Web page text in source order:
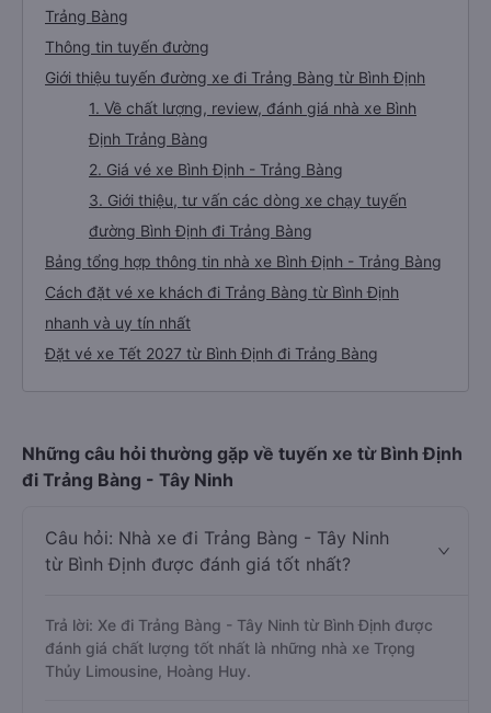
Trảng Bàng
Thông tin tuyến đường
Giới thiệu tuyến đường xe đi Trảng Bàng từ Bình Định
1. Về chất lượng, review, đánh giá nhà xe Bình
Định Trảng Bàng
2. Giá vé xe Bình Định - Trảng Bàng
3. Giới thiệu, tư vấn các dòng xe chạy tuyến
đường Bình Định đi Trảng Bàng
Bảng tổng hợp thông tin nhà xe Bình Định - Trảng Bàng
Cách đặt vé xe khách đi Trảng Bàng từ Bình Định
nhanh và uy tín nhất
Đặt vé xe Tết 2027 từ Bình Định đi Trảng Bàng
Những câu hỏi thường gặp về tuyến xe từ Bình Định
đi Trảng Bàng - Tây Ninh
Câu hỏi: Nhà xe đi Trảng Bàng - Tây Ninh
từ Bình Định được đánh giá tốt nhất?
Trả lời: Xe đi Trảng Bàng - Tây Ninh từ Bình Định được
đánh giá chất lượng tốt nhất là những nhà xe Trọng
Thủy Limousine, Hoàng Huy.